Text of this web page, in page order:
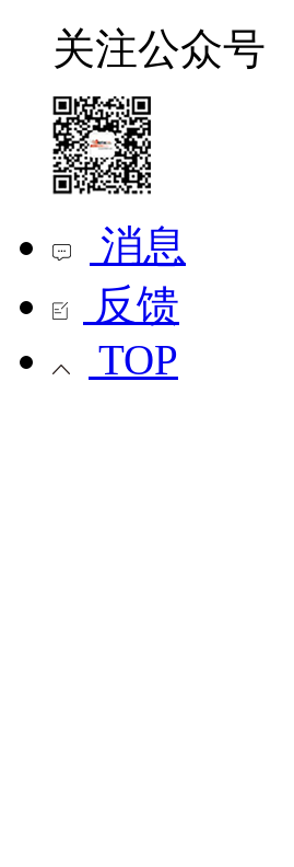
关注公众号
消息
反馈
TOP